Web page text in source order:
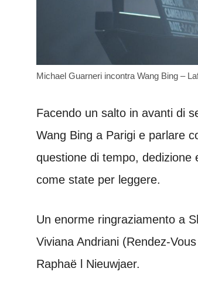
Michael Guarneri incontra Wang Bing –
Facendo un salto in avanti di
Wang Bing a Parigi e parlare
questione di tempo, dedizione
come state per leggere.
Un enorme ringraziamento a
Viviana Andriani (Rendez-
Raphaë l Nieuwjaer.